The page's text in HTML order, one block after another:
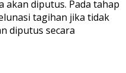
diputus. Pada tahap
tagihan jika tidak
diputus secara